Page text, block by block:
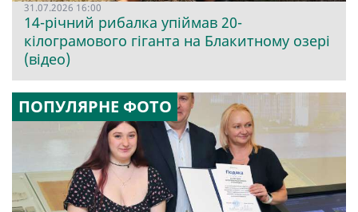
31.07.2026 16:00
14-річний рибалка упіймав 20-
кілограмового гіганта на Блакитному озері
(відео)
ПОПУЛЯРНЕ ФОТО